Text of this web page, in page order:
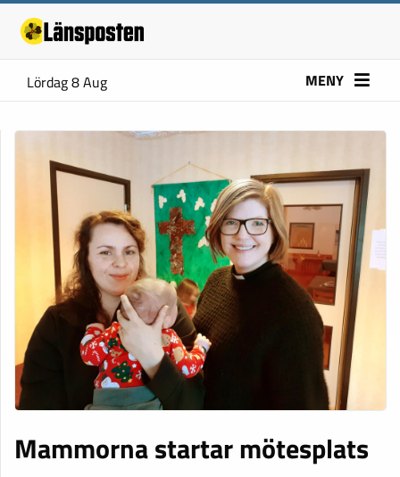
Lördag 8 Aug MENY
Mammorna startar mötesplats